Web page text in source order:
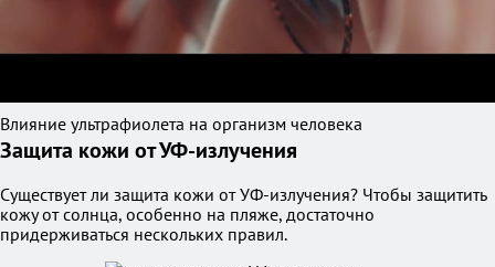
Влияние ультрафиолета на организм человека
Защита кожи от УФ-излучения
Существует ли защита кожи от УФ-излучения? Чтобы защитить
кожу от солнца, особенно на пляже, достаточно
придерживаться нескольких правил.